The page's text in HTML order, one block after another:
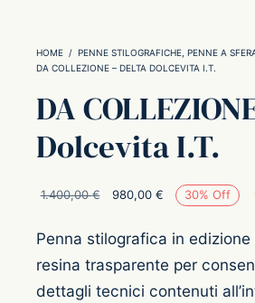
HOME / PENNE STILOGRAFICHE, PENNE A
DA COLLEZIONE – DELTA DOLCEVITA I.T.
DA
Dolcevita I.T.
30% Off
1.400,00€
Il prezzo
era:
1.400,00 €.
980,00 €
Il prezzo
980,00 €.
Penna stilografica in
resina trasparente per
dettagli tecnici contenuti